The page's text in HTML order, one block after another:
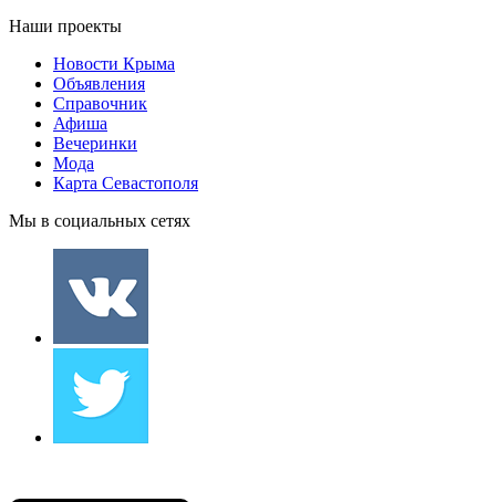
Наши проекты
Новости Крыма
Объявления
Справочник
Афиша
Вечеринки
Мода
Карта Севастополя
Мы в социальных сетях